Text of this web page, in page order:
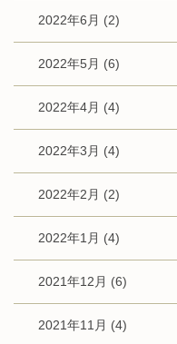
2022年6月 (2)
2022年5月 (6)
2022年4月 (4)
2022年3月 (4)
2022年2月 (2)
2022年1月 (4)
2021年12月 (6)
2021年11月 (4)